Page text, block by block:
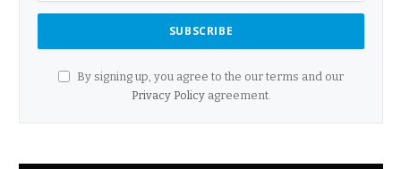
By signing up, you agree to the our terms and our
Privacy Policyagreement.